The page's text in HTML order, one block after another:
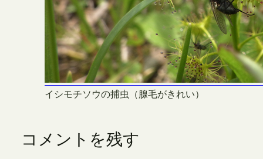
イシモチソウの捕虫（腺毛がきれい）
コメントを残す